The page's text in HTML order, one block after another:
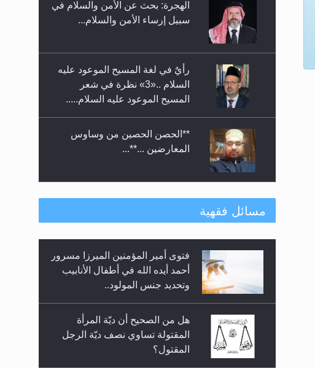
حفل توزيع الشهادات في الجامعة
الأحمدية بنيجيريا لعام 2025
الهجرة: بحث عن الأمن والسلام في
سبيل إرساء الأمن والسلام...
رأيٌ في لغة المسيح الموعود عليه
السلام ..«3» نظرة في شعر
المسيح الموعود عليه السلام.....
**الحصن الحصين من وساوس
المعارضين ...**...
متطلَّبات التّحريك الجديد...
رأيٌ في لغة المسيح الموعود عليه
السلام.. 4...
مسائل فقهية
فتوى أمير المؤمنين الميرزا مسرور
أحمد أيده الله في أطفال الأنابيب
وتحديد جنس المولود..
هل من الصحيح أن ديّة المرأة
المقتولة تساوي نصف ديّة الرجل
المقتول؟